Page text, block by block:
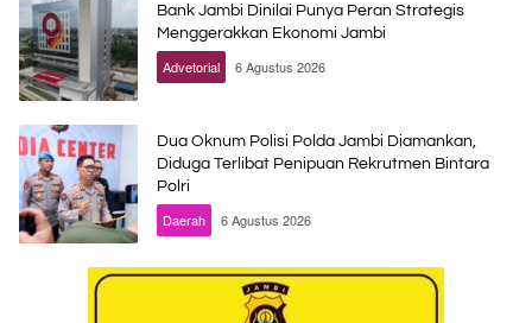
Bank Jambi Dinilai Punya Peran Strategis
Menggerakkan Ekonomi Jambi
Advetorial 6 Agustus 2026
Dua Oknum Polisi Polda Jambi Diamankan,
Diduga Terlibat Penipuan Rekrutmen Bintara
Polri
Daerah 6 Agustus 2026